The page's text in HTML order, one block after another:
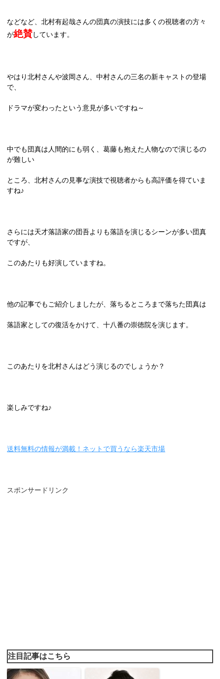
などなど、北村有起哉さんの団真の演技には多くの視聴者の方々
が絶賛しています。
やはり北村さんや波岡さん、中村さんの三名の新キャストの登場
で、
ドラマが変わったという意見が多いですね～
中でも団真は人間的にも弱く、葛藤も抱えた人物なので演じるの
が難しい
ところ、北村さんの見事な演技で視聴者からも高評価を得ていま
すね♪
さらには天才落語家の団吾よりも落語を演じるシーンが多い団真
ですが、
このあたりも好演していますね。
他の記事でもご紹介しましたが、落ちるところまで落ちた団真は
落語家としての復活をかけて、十八番の崇徳院を演じます。
このあたりを北村さんはどう演じるのでしょうか？
楽しみですね♪
送料無料の情報が満載！ネットで買うなら楽天市場
スポンサードリンク
注目記事はこちら